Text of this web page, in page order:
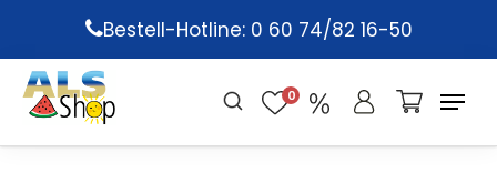
main
content
Bestell-Hotline: 0 60 74/82 16-50
0